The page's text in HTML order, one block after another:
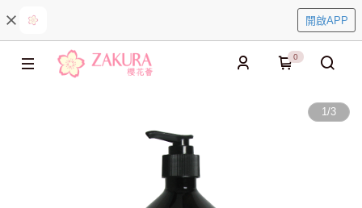
開啟APP
0
1/3